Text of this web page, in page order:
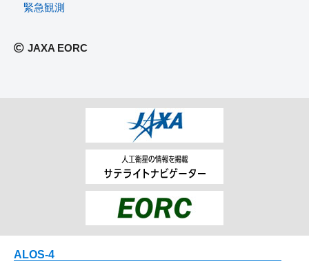
緊急観測
JAXA EORC
ALOS-4